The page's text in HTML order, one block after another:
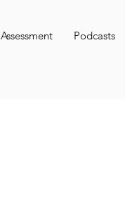
Assessment Podcasts